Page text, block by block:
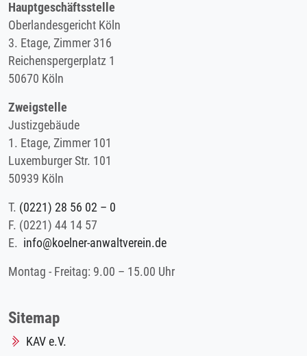
Hauptgeschäftsstelle
Oberlandesgericht Köln
3. Etage, Zimmer 316
Reichenspergerplatz 1
50670 Köln
Zweigstelle
Justizgebäude
1. Etage, Zimmer 101
Luxemburger Str. 101
50939 Köln
T. (0221) 28 56 02 – 0
F. (0221) 44 14 57
E. info@koelner-anwaltverein.de
Montag - Freitag: 9.00 – 15.00 Uhr
Sitemap
KAV e.V.